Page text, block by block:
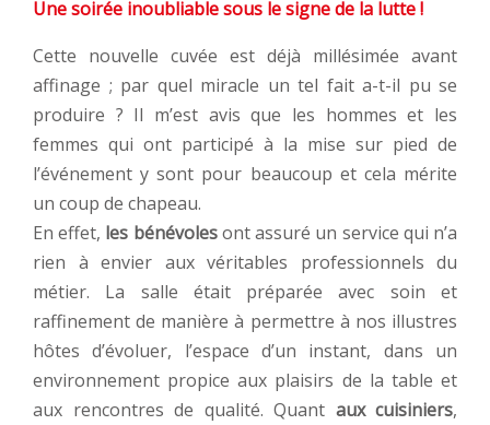
Une soirée inoubliable sous le signe de la lutte !
Cette nouvelle cuvée est déjà millésimée avant
affinage ; par quel miracle un tel fait a-t-il pu se
produire ? Il m’est avis que les hommes et les
femmes qui ont participé à la mise sur pied de
l’événement y sont pour beaucoup et cela mérite
un coup de chapeau.
En effet, les bénévolesont assuré un service qui n’a
rien à envier aux véritables professionnels du
métier. La salle était préparée avec soin et
raffinement de manière à permettre à nos illustres
hôtes d’évoluer, l’espace d’un instant, dans un
environnement propice aux plaisirs de la table et
aux rencontres de qualité. Quant aux cuisiniers,